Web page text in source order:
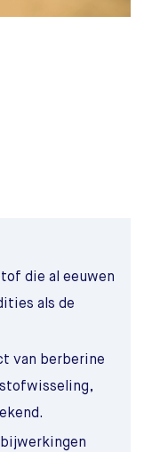
die al eeuwen
als de
van berberine